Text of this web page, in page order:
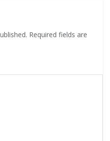
Required fields are